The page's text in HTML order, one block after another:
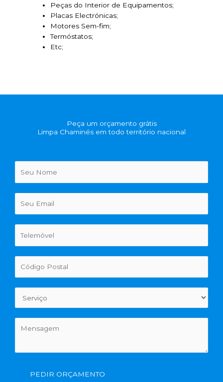
Peças do Interior de Equipamentos;
Placas Electrónicas;
Motores Sem-fim;
Termóstatos;
Etc;
Peça um orçamento grátis
Limpa Chaminés em todo território nacional
PEDIR ORÇAMENTO